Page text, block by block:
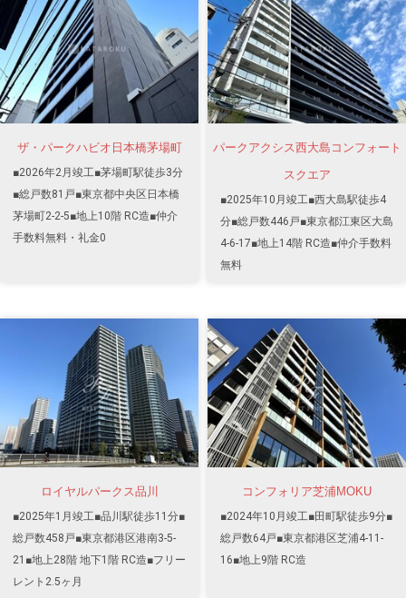
ザ・パークハビオ日本橋茅場町
■2026年2月竣工■茅場町駅徒歩3分
■総戸数81戸■東京都中央区日本橋
茅場町2-2-5■地上10階 RC造■仲介
手数料無料・礼金0
パークアクシス西大島コンフォート
スクエア
■2025年10月竣工■西大島駅徒歩4
分■総戸数446戸■東京都江東区大島
4-6-17■地上14階 RC造■仲介手数料
無料
ロイヤルパークス品川
■2025年1月竣工■品川駅徒歩11分■
総戸数458戸■東京都港区港南3-5-
21■地上28階 地下1階 RC造■フリー
レント2.5ヶ月
コンフォリア芝浦MOKU
■2024年10月竣工■田町駅徒歩9分■
総戸数64戸■東京都港区芝浦4-11-
16■地上9階 RC造